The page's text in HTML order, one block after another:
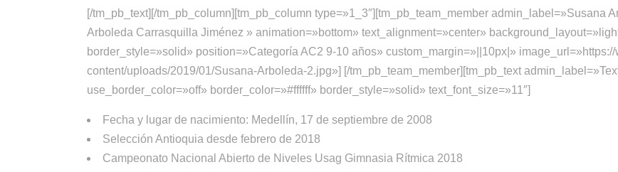
[/tm_pb_text][/tm_pb_column][tm_pb_column type=»1_3″][tm_pb_team_member admin_label=»Susana
Arboleda Carrasquilla Jiménez » animation=»bottom» text_alignment=»center»
border_style=»solid» position=»Categoría AC2 9-10 años» custom_margin=»||10px|»
content/uploads/2019/01/Susana-Arboleda-2.jpg»] [/tm_pb_team_member][tm_pb_text
use_border_color=»off» border_color=»#ffffff» border_style=»solid» text_font_size=»11″]
Fecha y lugar de nacimiento: Medellín, 17 de septiembre de 2008
Selección Antioquia desde febrero de 2018
Campeonato Nacional Abierto de Niveles Usag Gimnasia Rítmica 2018